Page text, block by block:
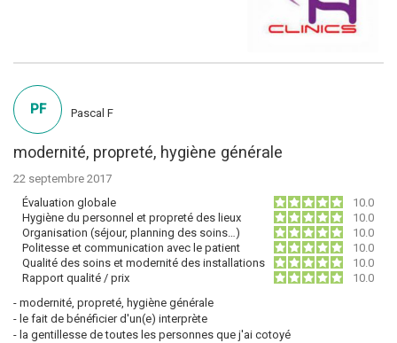
modernité, propreté, hygiène générale
22 septembre 2017
Évaluation globale
10.0
Hygiène du personnel et propreté des lieux
10.0
Organisation (séjour, planning des soins…)
10.0
Politesse et communication avec le patient
10.0
Qualité des soins et modernité des installations
10.0
Rapport qualité / prix
10.0
- modernité, propreté, hygiène générale
- le fait de bénéficier d'un(e) interprète
- la gentillesse de toutes les personnes que j'ai cotoyé
PF Pascal F